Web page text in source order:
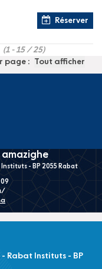
Réserver
(1 - 15 / 25)
page :
Tout afficher
amazighe
- BP 2055 Rabat
Rabat Instituts - BP